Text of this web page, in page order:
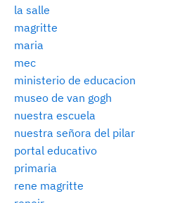
la salle
magritte
maria
mec
ministerio de educacion
museo de van gogh
nuestra escuela
nuestra señora del pilar
portal educativo
primaria
rene magritte